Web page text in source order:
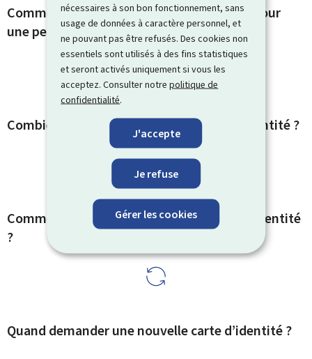
nécessaires à son bon fonctionnement, sans
usage de données à caractère personnel, et
ne pouvant pas être refusés. Des cookies non
essentiels sont utilisés à des fins statistiques
et seront activés uniquement si vous les
acceptez. Consulter notrepolitique de
confidentialité.
J'accepte
Je refuse
Gérer les cookies
Comment demander une carte d’identité pour
une personne de moins de 18 ans ?
Combien de temps pour avoir la carte d’identité ?
Comment recevoir votre nouvelle carte d’identité
?
Quand demander une nouvelle carte d’identité ?